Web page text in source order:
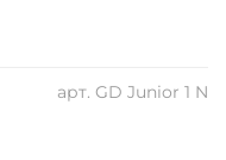
арт. GD Junior 1 N